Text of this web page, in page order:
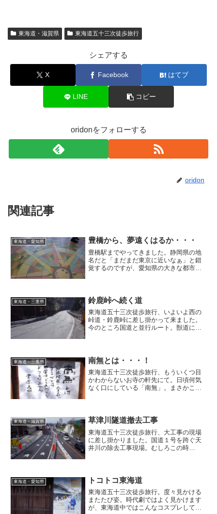
東海道・滋賀県 東海道五十三次徒歩旅行
シェアする
X Facebook はてブ
LINE コピー
oridonをフォローする
oridon
関連記事
東海道・愛知県 豊橋から、夢遠くはるか・・・
豊橋駅までやってきました。静岡県の地
名だと「まだまだ東京に近いなぁ」と錯
覚するのですが、愛知県の大きな都市の
食すことは叶いませんでした。後刻自宅
で作りましたが、やっぱり現地で食さな
きゃ、ね。
東海道・三重県 鈴鹿峠へ続く道
東海道五十三次徒歩旅行、いよいよ西の
峠道・鈴鹿峠に差し掛かって来ました。
今のところ国道と並行ルート。獣道に誘
参るとします。
東海道・三重県 南無とは・・・！
東海道五十三次徒歩旅行、もういくつ目
かわからないお寺の軒先にて。日頃何気
なく口にしている「南無」。まさかこん
奥が深いんですねwww
東海道・滋賀県 草津川隧道撤去工事
東海道五十三次徒歩旅行、大工事の現場
に差し掛かりました。国道１号を跨ぐ天
井川の除去工事現場。むしろこの時
最中の画像に萌えるなぁ・・・wwwふふ
ふふふ
東海道・愛知県 トコトコ東海道
東海道五十三次徒歩旅行。度々見かける
またたび姿。時代劇ではよく見かけます
が、東海道中ではこんなコスプレして闊